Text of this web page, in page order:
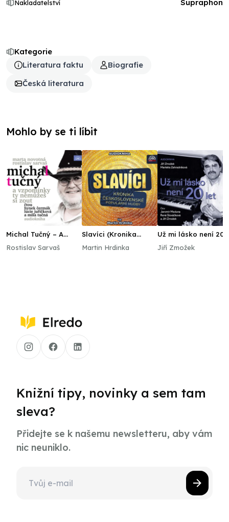
Kategorie
Literatura faktu
Biografie
Česká literatura
Nakladatelství Supraphon
Mohlo by se ti líbit
Michal Tučný – A
nemůžeš si zout
Rostislav Sarvaš
Slavíci (Kronika
populární hudby)
Martin Hrdinka
Už mi lásko není 20
Jiří Zmožek
Knižní tipy, novinky a sem tam
sleva?
Přidejte se k našemu newsletteru, aby vám
nic neuniklo.